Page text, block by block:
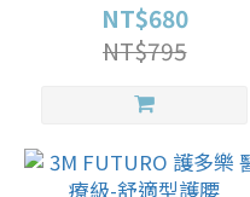
NT$680
NT$795